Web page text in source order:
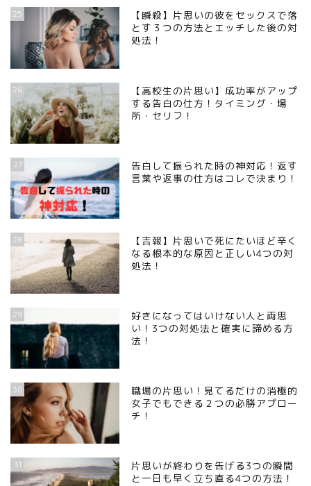
25
【瞬殺】片思いの彼をセックスで落
とす３つの方法とエッチした後の対
処法！
26
【高校生の片思い】成功率がアップ
する告白の仕方！タイミング・場
所・セリフ！
27
告白して振られた時の神対応！返す
言葉や返事の仕方はコレで決まり！
28
【吉報】片思いで死にたいほど辛く
なる根本的な原因と正しい4つの対
処法！
29
好きになってはいけない人と両思
い！3つの対処法と確実に諦める方
法！
30
職場の片思い！見てるだけの消極的
女子でもできる２つの必勝アプロー
チ！
31
片思いが終わりを告げる3つの瞬間
と一日も早く立ち直る4つの方法！